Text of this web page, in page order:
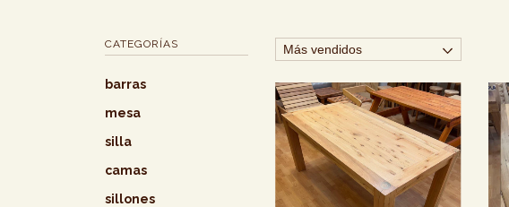
CATEGORÍAS
barras
mesa
silla
camas
sillones